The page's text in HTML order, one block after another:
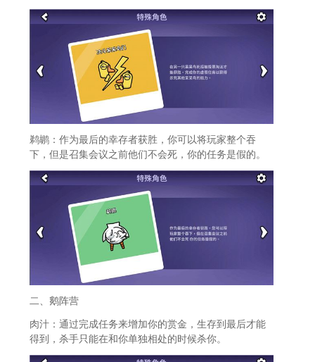
鹈鹕：作为最后的幸存者获胜，你可以将玩家整个吞
下，但是召集会议之前他们不会死，你的任务是假的。
二、鹅阵营
肉汁：通过完成任务来增加你的赏金，生存到最后才能
得到，杀手只能在和你单独相处的时候杀你。